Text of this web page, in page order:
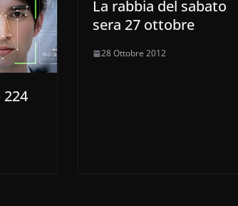
La rabbia del sabato
sera 27 ottobre
28 Ottobre 2012